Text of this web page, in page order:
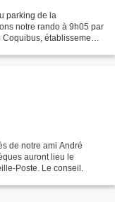
parking de la
notre rando à 9h05 par
établissement
de notre ami André
auront lieu le
Poste. Le conseil.